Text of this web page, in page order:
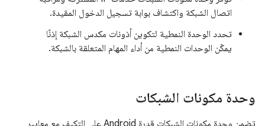
اتصال الشبكة واكتشاف بوابة تسجيل الدخول المقيدة.
تحدد الوحدة النمطية لتكوين أذونات مكدس الشبكة إذنًا
يمكّن الوحدات النمطية من أداء المهام المتعلقة بالشبكة.
وحدة مكونات الشبكات
تضمن وحدة مكونات الشبكات قدرة Android على التكيف مع معايير